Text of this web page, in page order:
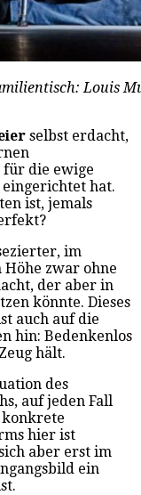
Louis
selbst erdacht,
für die ewige
hat.
ist, jemals
im
zwar ohne
der aber in
könnte. Dieses
auch auf die
hin: Bedenkenlos
hält.
des
auf jeden Fall
konkrete
hier ist
aber erst im
ein